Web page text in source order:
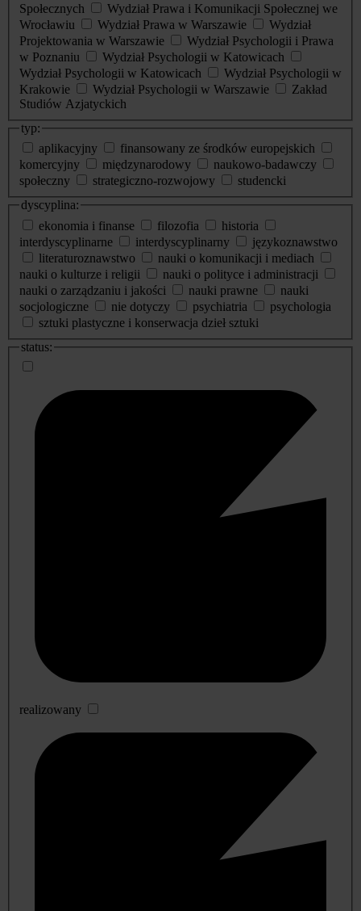
Społecznych
Wydział Prawa i Komunikacji Społecznej we
Wrocławiu
Wydział Prawa w Warszawie
Wydział
Projektowania w Warszawie
Wydział Psychologii i Prawa
w Poznaniu
Wydział Psychologii w Katowicach
Wydział Psychologii w Katowicach
Wydział Psychologii w
Krakowie
Wydział Psychologii w Warszawie
Zakład
Studiów Azjatyckich
typ:
aplikacyjny
finansowany ze środków europejskich
komercyjny
międzynarodowy
naukowo-badawczy
społeczny
strategiczno-rozwojowy
studencki
dyscyplina:
ekonomia i finanse
filozofia
historia
interdyscyplinarne
interdyscyplinarny
językoznawstwo
literaturoznawstwo
nauki o komunikacji i mediach
nauki o kulturze i religii
nauki o polityce i administracji
nauki o zarządzaniu i jakości
nauki prawne
nauki
socjologiczne
nie dotyczy psychiatria
psychologia
sztuki plastyczne i konserwacja dzieł sztuki
status:
realizowany